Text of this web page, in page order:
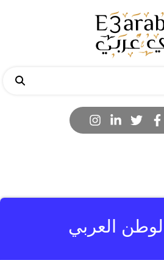
العربي